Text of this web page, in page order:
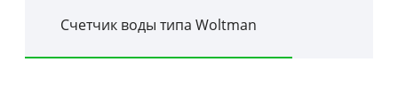
Счетчик воды типа Woltman